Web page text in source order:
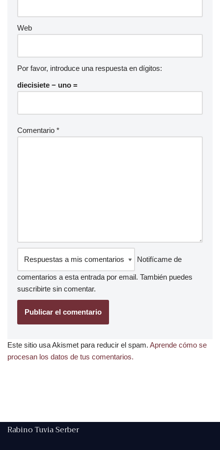
Web
Por favor, introduce una respuesta en dígitos:
diecisiete − uno =
Comentario *
Notifícame de
comentarios a esta entrada por email. También puedes
suscribirte sin comentar.
Este sitio usa Akismet para reducir el spam. Aprende cómo se
procesan los datos de tus comentarios.
Rabino Tuvia Serber